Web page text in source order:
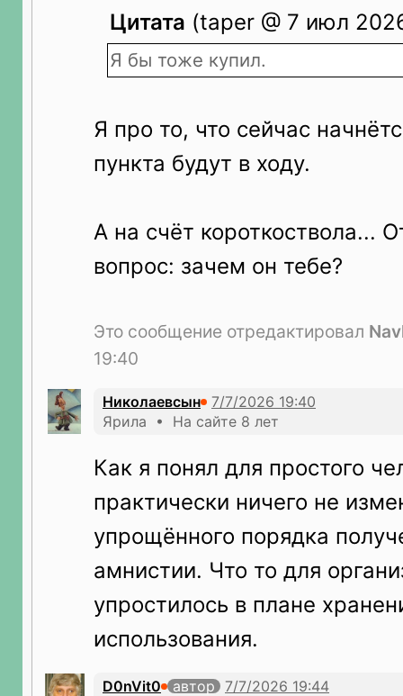
Цитата (taper @ 7 июл
Я бы тоже купил.
Я про то, что сейчас
пункта будут в ходу.
А на счёт короткоствола...
вопрос: зачем он тебе?
Это сообщение отредактировал
19:40
Николаевсын
Ярила • На сайте 8 лет
Как я понял для простого
практически ничего не
упрощённого порядка
амнистии. Что то для
упростилось в плане
использования.
D0nVit0
автор